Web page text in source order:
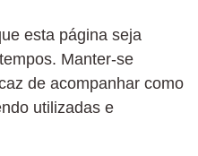
esta página seja
Manter-se
de acompanhar como
utilizadas e